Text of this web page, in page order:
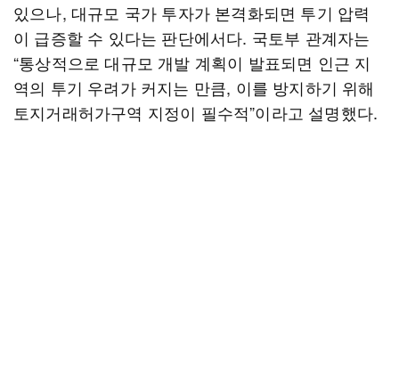
있으나, 대규모 국가 투자가 본격화되면 투기 압력
이 급증할 수 있다는 판단에서다. 국토부 관계자는
“통상적으로 대규모 개발 계획이 발표되면 인근 지
역의 투기 우려가 커지는 만큼, 이를 방지하기 위해
토지거래허가구역 지정이 필수적”이라고 설명했다.